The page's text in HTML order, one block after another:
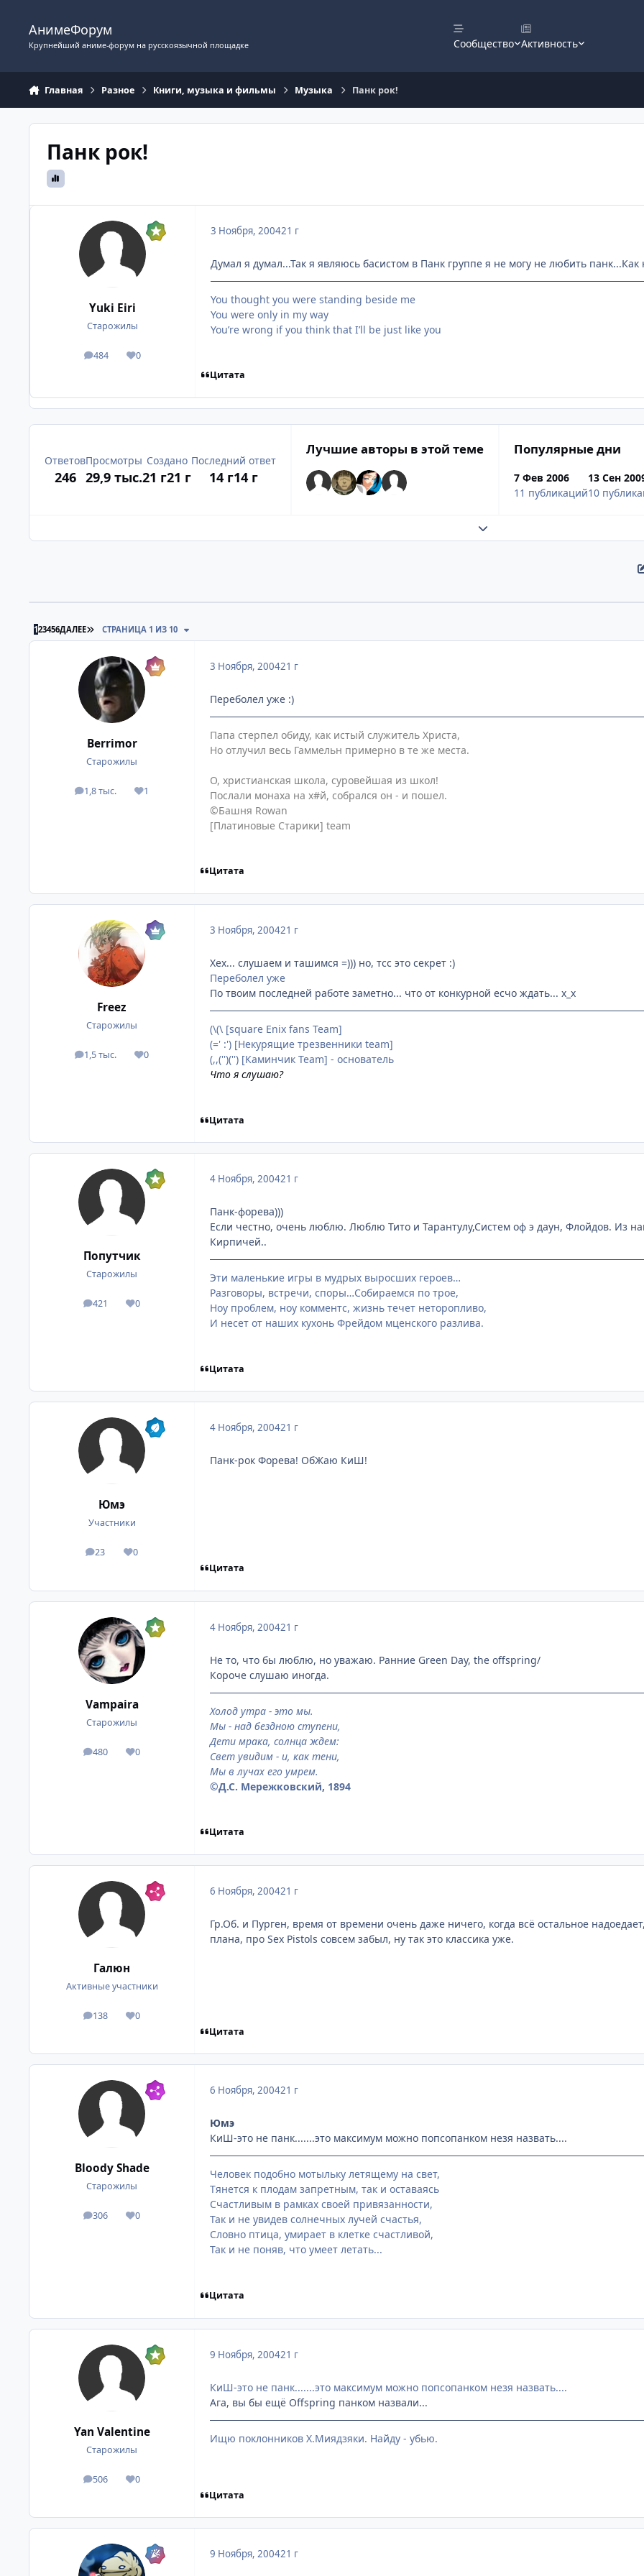
АнимеФорум
Крупнейший аниме-форум на русскоязычной площадке Сообщество Активность
Главная Разное Книги, музыка и фильмы Музыка Панк рок!
Панк рок!
Yuki Eiri
Старожилы
484
посты 0
Репутация
3 Ноября, 200421 г
Думал я думал...Так я являюсь басистом в Панк группе я не могу не любить панк...Как
You thought you were standing beside me
You were only in my way
You’re wrong if you think that I’ll be just like you
Цитата
Ответов
246
Просмотры
29,9 тыс.
Создано
21 г21 г
Последний ответ
14 г14 г
Лучшие авторы в этой теме Популярные дни
7 Фев 2006
11 публикаций
13 Сен
10
Развернуть обзор темы
123456ДАЛЕЕ ПОСЛЕДНЯЯ СТРАНИЦА
СТРАНИЦА 1 ИЗ 10
Berrimor
Старожилы
1,8 тыс.
посты 1
Репутация
3 Ноября, 200421 г
Переболел уже :)
Папа стерпел обиду, как истый служитель Христа,
Но отлучил весь Гаммельн примерно в те же места.
О, христианская школа, суровейшая из школ!
Послали монаха на х#й, собрался он - и пошел.
©Башня Rowan
[Платиновые Старики] team
Цитата
Freez
Старожилы
1,5 тыс.
посты 0
Репутация
3 Ноября, 200421 г
Хех... слушаем и ташимся =))) но, тсс это секрет :)
Переболел уже
По твоим последней работе заметно... что от конкурной есчо ждать... х_х
(\(\ [square Enix fans Team]
(=' :') [Некурящие трезвенники team]
(,,('')('') [Каминчик Team] - основатель
Что я слушаю?
Цитата
Попутчик
Старожилы
421
посты 0
Репутация
4 Ноября, 200421 г
Панк-форева)))
Если честно, очень люблю. Люблю Тито и Тарантулу,Систем оф э даун, Флойдов. Из
Кирпичей..
Эти маленькие игры в мудрых выросших героев…
Разговоры, встречи, споры…Собираемся по трое,
Ноу проблем, ноу комментс, жизнь течет неторопливо,
И несет от наших кухонь Фрейдом мценского разлива.
Цитата
Юмэ
Участники
23
посты 0
Репутация
4 Ноября, 200421 г
Панк-рок Форева! ОбЖаю КиШ!
Цитата
Vampaira
Старожилы
480
посты 0
Репутация
4 Ноября, 200421 г
Не то, что бы люблю, но уважаю. Ранние Green Day, the offspring/
Короче слушаю иногда.
Холод утра - это мы.
Мы - над бездною ступени,
Дети мрака, солнца ждем:
Свет увидим - и, как тени,
Мы в лучах его умрем.
©Д.С. Мережковский, 1894
Цитата
Галюн
Активные участники
138
посты 0
Репутация
6 Ноября, 200421 г
Гр.Об. и Пурген, время от времени очень даже ничего, когда всё остальное
плана, про Sex Pistols совсем забыл, ну так это классика уже.
Цитата
Bloody Shade
Старожилы
306
посты 0
Репутация
6 Ноября, 200421 г
Юмэ
КиШ-это не панк.......это максимум можно попсопанком незя назвать....
Человек подобно мотыльку летящему на свет,
Тянется к плодам запретным, так и оставаясь
Счастливым в рамках своей привязанности,
Так и не увидев солнечных лучей счастья,
Словно птица, умирает в клетке счастливой,
Так и не поняв, что умеет летать...
Цитата
Yan Valentine
Старожилы
506
посты 0
Репутация
9 Ноября, 200421 г
КиШ-это не панк.......это максимум можно попсопанком незя назвать....
Ага, вы бы ещё Offspring панком назвали...
Ищю поклонников Х.Миядзяки. Найду - убью.
Цитата
9 Ноября, 200421 г